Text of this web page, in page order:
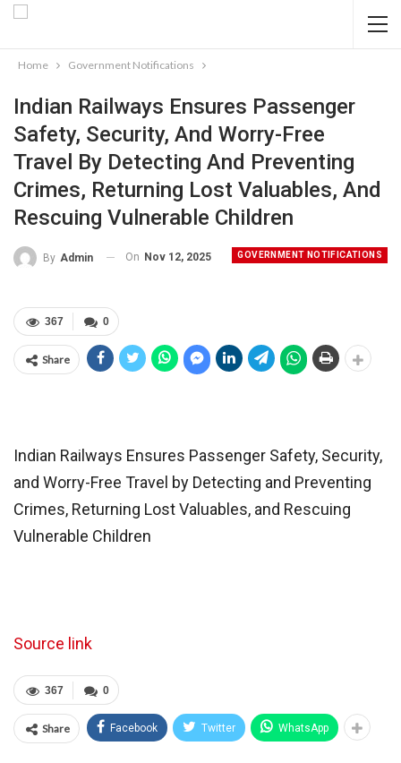
Home Government Notifications
​​​​​​​Indian Railways Ensures Passenger
Safety, Security, And Worry-Free
Travel By Detecting And Preventing
Crimes, Returning Lost Valuables, And
Rescuing Vulnerable Children
GOVERNMENT NOTIFICATIONS
By Admin On Nov 12, 2025
0
367
Share
​​​​​​​Indian Railways Ensures Passenger Safety, Security,
and Worry-Free Travel by Detecting and Preventing
Crimes, Returning Lost Valuables, and Rescuing
Vulnerable Children
Source link
0
367
Share Facebook Twitter WhatsApp